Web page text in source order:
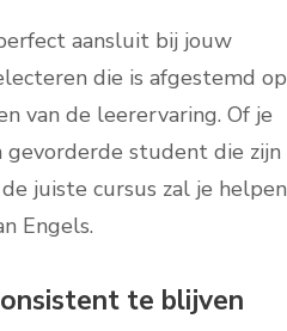
aansluit bij jouw
die is afgestemd op
van de leerervaring. Of je
student die zijn
juiste cursus zal je helpen
Engels.
te blijven